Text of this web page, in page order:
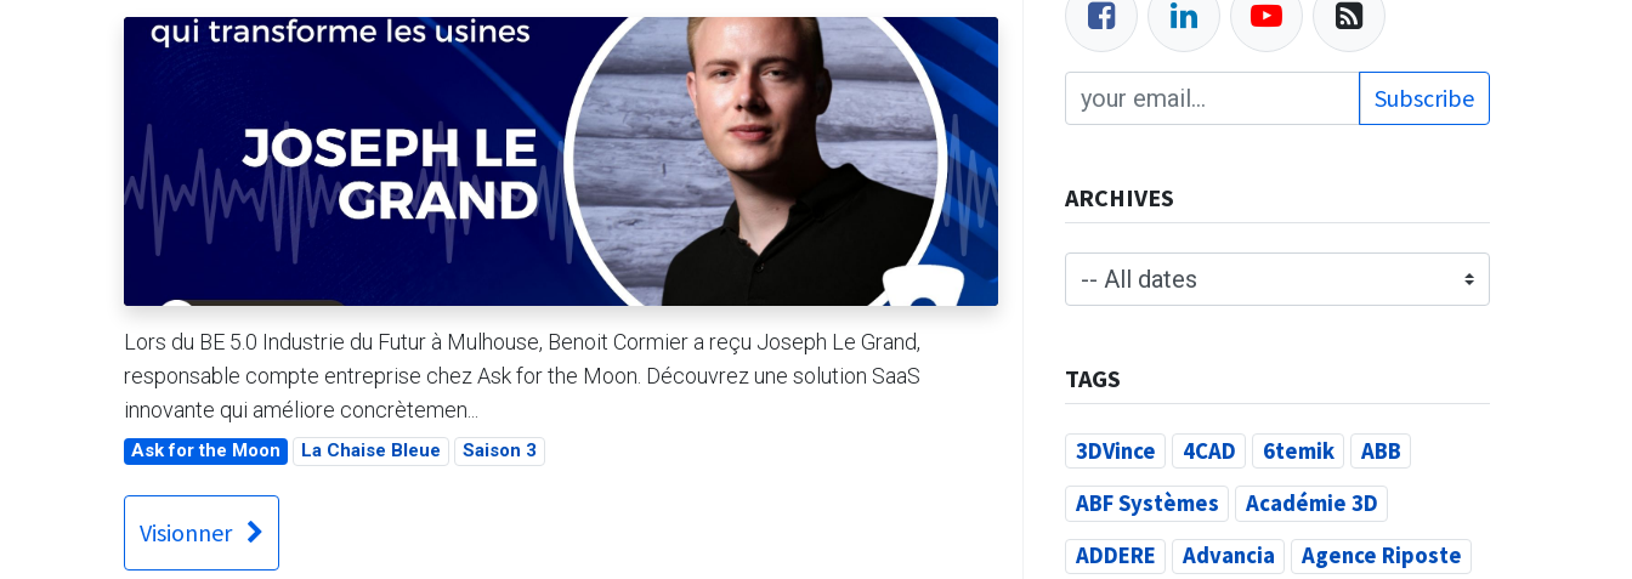
Lors du BE 5.0 Industrie du Futur à Mulhouse, Benoit Cormier a reçu Joseph Le Grand,
responsable compte entreprise chez Ask for the Moon. Découvrez une solution SaaS
innovante qui améliore concrètemen...
Ask for the Moon La Chaise Bleue Saison 3
Visionner
Subscribe
ARCHIVES
TAGS
3DVince 4CAD 6temik
ABB
ABF Systèmes
Académie 3D
ADDERE
Advancia Agence Riposte